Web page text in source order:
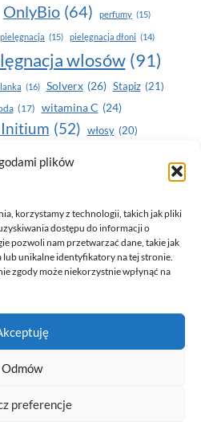
plików
korzystamy z technologii, takich jak pliki
dostępu do informacji o
pozwoli nam przetwarzać dane, takie jak
unikalne identyfikatory na tej stronie.
zgody może niekorzystnie wpłynąć na
Odmów
preferencje
OnlyBio (64) perfumy (15)
pielęgnacja (15) pielęgnacja dłoni (14)
wlosów (91)
(16) Solverx (26) Stapiz (21)
(17) witamina C (24)
(52) włosy (20)
zdrowe zęby
kobiet (uroda, moda, zdrowie)
i RODO